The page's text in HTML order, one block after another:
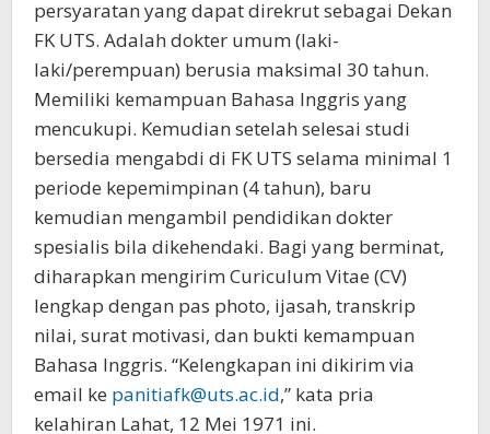
persyaratan yang dapat direkrut sebagai Dekan
FK UTS. Adalah dokter umum (laki-
laki/perempuan) berusia maksimal 30 tahun.
Memiliki kemampuan Bahasa Inggris yang
mencukupi. Kemudian setelah selesai studi
bersedia mengabdi di FK UTS selama minimal 1
periode kepemimpinan (4 tahun), baru
kemudian mengambil pendidikan dokter
spesialis bila dikehendaki. Bagi yang berminat,
diharapkan mengirim Curiculum Vitae (CV)
lengkap dengan pas photo, ijasah, transkrip
nilai, surat motivasi, dan bukti kemampuan
Bahasa Inggris. “Kelengkapan ini dikirim via
email ke panitiafk@uts.ac.id,” kata pria
kelahiran Lahat, 12 Mei 1971 ini.